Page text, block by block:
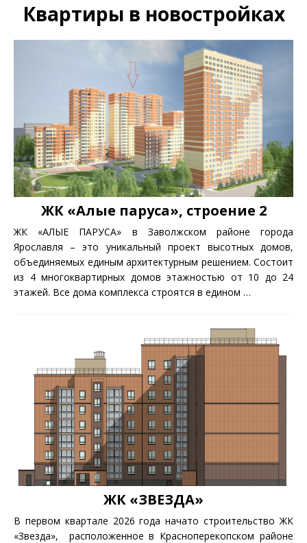
Квартиры в новостройках
ЖК «Алые паруса», строение 2
ЖК «АЛЫЕ ПАРУСА» в Заволжском районе города
Ярославля – это уникальный проект высотных домов,
объединяемых единым архитектурным решением. Состоит
из 4 многоквартирных домов этажностью от 10 до 24
этажей. Все дома комплекса строятся в едином …
ЖК «ЗВЕЗДА»
В первом квартале 2026 года начато строительство ЖК
«Звезда», расположенное в Красноперекопском районе